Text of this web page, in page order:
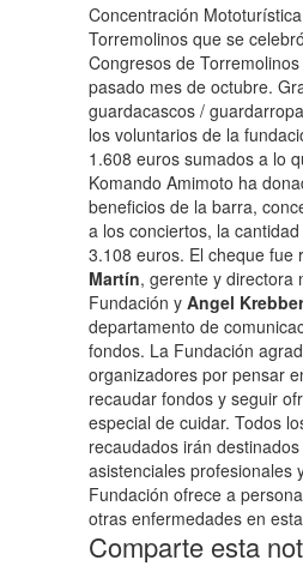
Concentración
Torremolinos que se
Congresos de
pasado mes de octubre.
guardacascos /
los voluntarios de la
1.608 euros sumados a lo
Komando Amimoto ha
beneficios de la barra,
a los conciertos, la
3.108 euros. El cheque fue
Martín, gerente y directora
Fundación y Angel
departamento de
fondos. La Fundación
organizadores por pensar
recaudar fondos y seguir
especial de cuidar. Todos
recaudados irán
asistenciales profesionales
Fundación ofrece a
otras enfermedades en
Comparte esta